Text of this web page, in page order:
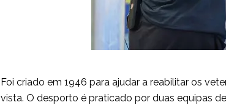
Foi criado em 1946 para ajudar a reabilitar os
vista. O desporto é praticado por duas equipas